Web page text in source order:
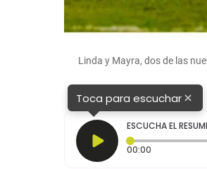
Linda y Mayra, dos de las
Toca para escuchar×
ESCUCHA EL
00:00